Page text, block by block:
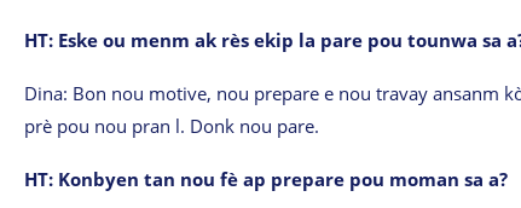
HT: Eske ou menm ak rès ekip la pare pou tounwa sa
Dina: Bon nou motive, nou prepare e nou travay ansanm
prè pou nou pran l. Donk nou pare.
HT: Konbyen tan nou fè ap prepare pou moman sa a?